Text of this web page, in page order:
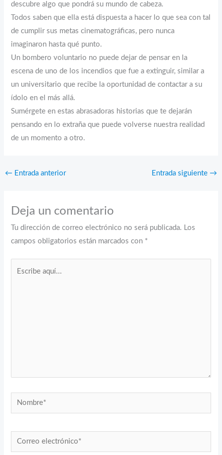
descubre algo que pondrá su mundo de cabeza.
Todos saben que ella está dispuesta a hacer lo que sea con tal
de cumplir sus metas cinematográficas, pero nunca
imaginaron hasta qué punto.
Un bombero voluntario no puede dejar de pensar en la
escena de uno de los incendios que fue a extinguir, similar a
un universitario que recibe la oportunidad de contactar a su
ídolo en el más allá.
Sumérgete en estas abrasadoras historias que te dejarán
pensando en lo extraña que puede volverse nuestra realidad
de un momento a otro.
← Entrada anterior Entrada siguiente →
Deja un comentario
Tu dirección de correo electrónico no será publicada. Los
campos obligatorios están marcados con *
Nombre*
Correo
electrónico*